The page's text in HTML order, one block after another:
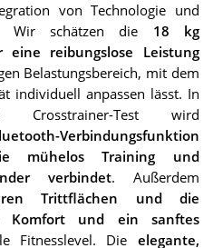
von Technologie und
Wir schätzen die 18 kg
eine reibungslose Leistung
Belastungsbereich, mit dem
individuell anpassen lässt. In
Crosstrainer-Test wird
Verbindungsfunktion
mühelos Training und
verbindet. Außerdem
Trittflächen und die
Komfort und ein sanftes
Die elegante,